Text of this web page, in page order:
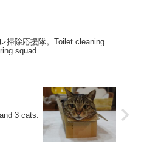
掃除応援隊。Toilet cleaning
squad.
3 cats.